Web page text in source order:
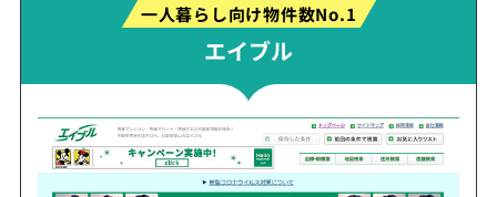
一人暮らし向け物件数No.1
エイブル